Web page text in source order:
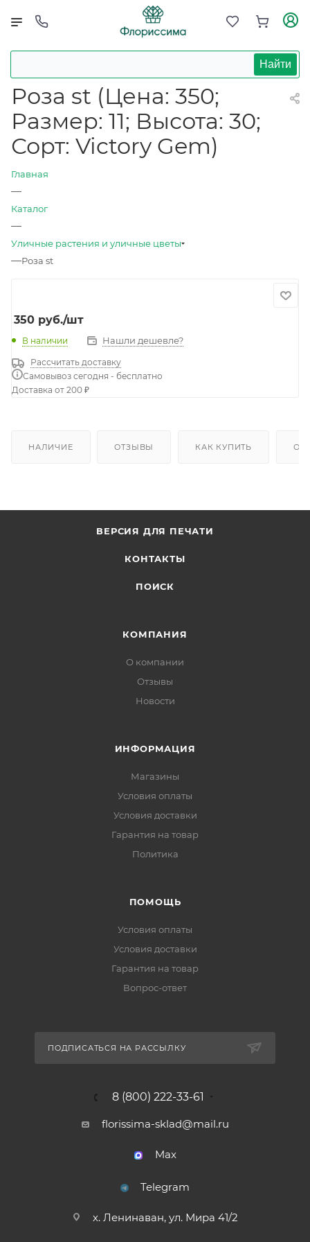
Найти
Роза st (Цена: 350;
Размер: 11; Высота: 30;
Сорт: Victory Gem)
Главная
—
Каталог
—
Уличные растения и уличные цветы
—Роза st
350 руб./шт
В наличии Нашли дешевле?
Рассчитать доставку
Самовывоз сегодня - бесплатно
Доставка от 200 ₽
НАЛИЧИЕ ОТЗЫВЫ КАК КУПИТЬ
ВЕРСИЯ ДЛЯ ПЕЧАТИ
КОНТАКТЫ
ПОИСК
КОМПАНИЯ
О компании
Отзывы
Новости
ИНФОРМАЦИЯ
Магазины
Условия оплаты
Условия доставки
Гарантия на товар
Политика
ПОМОЩЬ
Условия оплаты
Условия доставки
Гарантия на товар
Вопрос-ответ
ПОДПИСАТЬСЯ НА РАССЫЛКУ
8 (800) 222-33-61
florissima-sklad@mail.ru
Max
Telegram
х. Ленинаван, ул. Мира 41/2